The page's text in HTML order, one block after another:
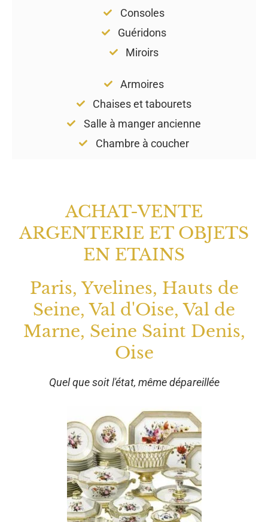
Consoles
Guéridons
Miroirs
Armoires
Chaises et tabourets
Salle à manger ancienne
Chambre à coucher
ACHAT-VENTE
ARGENTERIE ET OBJETS
EN ETAINS
Paris, Yvelines, Hauts de
Seine, Val d'Oise, Val de
Marne, Seine Saint Denis,
Oise
Quel que soit l'état, même dépareillée